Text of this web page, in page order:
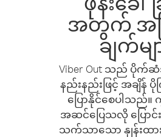
အတွက် အ
ချက်မျ
Viber Out သည် ပို
နည်းနည်းဖြင့် အချိန် ပို
ပြောနိုင်စေပါသည်
အဆင်ပြေသလို ပြောင်
သက်သာသော နှုန်းထားဖ